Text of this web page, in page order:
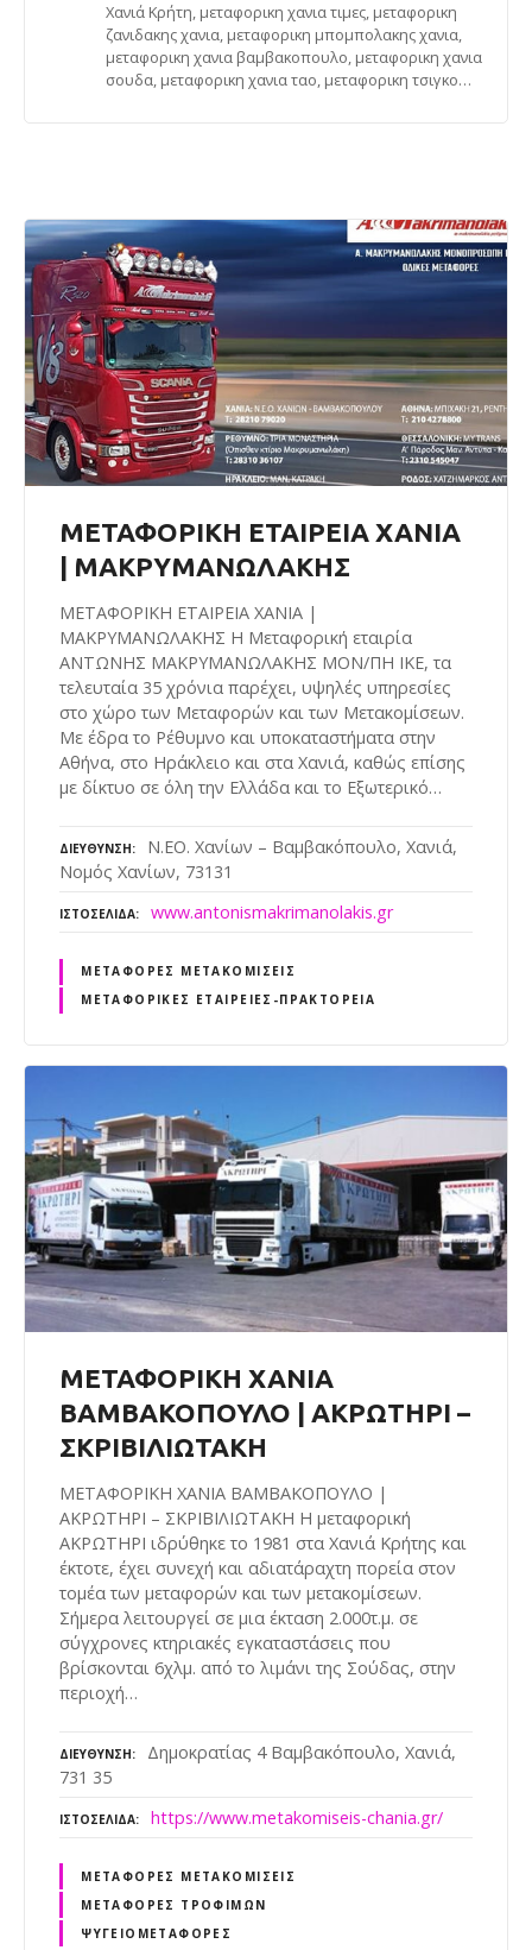
Χανιά Κρήτη, μεταφορικη χανια τιμες, μεταφορικη
ζανιδακης χανια, μεταφορικη μπομπολακης χανια,
μεταφορικη χανια βαμβακοπουλο, μεταφορικη χανια
σουδα, μεταφορικη χανια ταο, μεταφορικη τσιγκο…
ΜΕΤΑΦΟΡΙΚΗ ΕΤΑΙΡΕΙΑ ΧΑΝΙΑ
| ΜΑΚΡΥΜΑΝΩΛΑΚΗΣ
ΜΕΤΑΦΟΡΙΚΗ ΕΤΑΙΡΕΙΑ ΧΑΝΙΑ |
ΜΑΚΡΥΜΑΝΩΛΑΚΗΣ Η Μεταφορική εταιρία
ΑΝΤΩΝΗΣ ΜΑΚΡΥΜΑΝΩΛΑΚΗΣ ΜΟΝ/ΠΗ ΙΚΕ, τα
τελευταία 35 χρόνια παρέχει, υψηλές υπηρεσίες
στο χώρο των Μεταφορών και των Μετακομίσεων.
Με έδρα το Ρέθυμνο και υποκαταστήματα στην
Αθήνα, στο Ηράκλειο και στα Χανιά, καθώς επίσης
με δίκτυο σε όλη την Ελλάδα και το Εξωτερικό…
ΔΙΕΎΘΥΝΣΗ
Ν.ΕΟ. Χανίων – Βαμβακόπουλο, Χανιά,
Νομός Χανίων, 73131
ΙΣΤΟΣΕΛΊΔΑ www.antonismakrimanolakis.gr
ΜΕΤΑΦΟΡΈΣ ΜΕΤΑΚΟΜΊΣΕΙΣ
ΜΕΤΑΦΟΡΙΚΈΣ ΕΤΑΙΡΕΊΕΣ-ΠΡΑΚΤΟΡΕΊΑ
ΜΕΤΑΦΟΡΙΚΗ ΧΑΝΙΑ
ΒΑΜΒΑΚΟΠΟΥΛΟ | ΑΚΡΩΤΗΡΙ –
ΣΚΡΙΒΙΛΙΩΤΑΚΗ
ΜΕΤΑΦΟΡΙΚΗ ΧΑΝΙΑ ΒΑΜΒΑΚΟΠΟΥΛΟ |
ΑΚΡΩΤΗΡΙ – ΣΚΡΙΒΙΛΙΩΤΑΚΗ Η μεταφορική
ΑΚΡΩΤΗΡΙ ιδρύθηκε το 1981 στα Χανιά Κρήτης και
έκτοτε, έχει συνεχή και αδιατάραχτη πορεία στον
τομέα των μεταφορών και των μετακομίσεων.
Σήμερα λειτουργεί σε μια έκταση 2.000τ.μ. σε
σύγχρονες κτηριακές εγκαταστάσεις που
βρίσκονται 6χλμ. από το λιμάνι της Σούδας, στην
περιοχή…
ΔΙΕΎΘΥΝΣΗ
Δημοκρατίας 4 Βαμβακόπουλο, Χανιά,
731 35
ΙΣΤΟΣΕΛΊΔΑ https://www.metakomiseis-chania.gr/
ΜΕΤΑΦΟΡΈΣ ΜΕΤΑΚΟΜΊΣΕΙΣ
ΜΕΤΑΦΟΡΈΣ ΤΡΟΦΊΜΩΝ
ΨΥΓΕΙΟΜΕΤΑΦΟΡΈΣ